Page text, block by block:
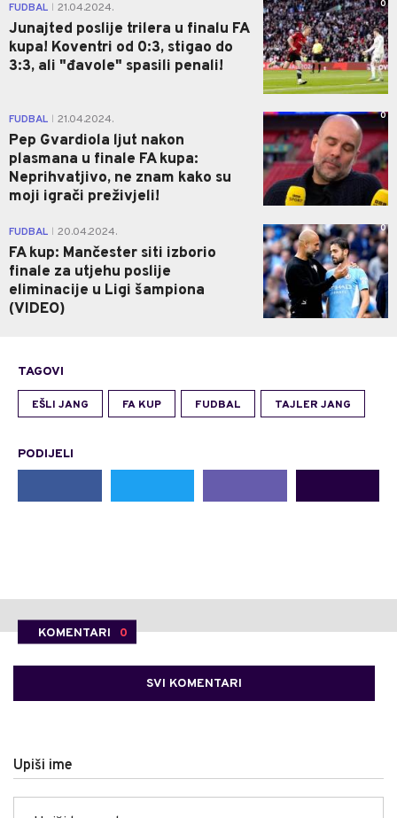
FUDBAL 21.04.2024.
Junajted poslije trilera u finalu FA
kupa! Koventri od 0:3, stigao do
3:3, ali "đavole" spasili penali!
0
FUDBAL 21.04.2024.
Pep Gvardiola ljut nakon
plasmana u finale FA kupa:
Neprihvatjivo, ne znam kako su
moji igrači preživjeli!
0
FUDBAL 20.04.2024.
FA kup: Mančester siti izborio
finale za utjehu poslije
eliminacije u Ligi šampiona
(VIDEO)
0
TAGOVI
EŠLI JANG FA KUP FUDBAL TAJLER JANG
PODIJELI
KOMENTARI 0
SVI KOMENTARI
Upiši ime